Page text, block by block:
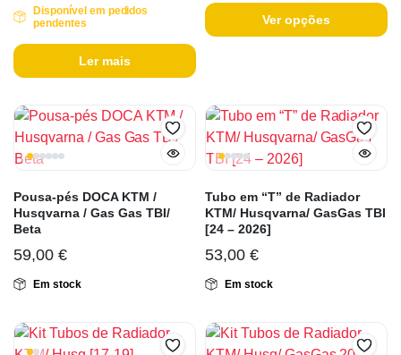
Disponível em pedidos
pendentes
Ler mais
Ver opções
Pousa-pés DOCA KTM /
Husqvarna / Gas Gas TBI/
Beta
59,00 €
Em stock
Tubo em “T” de Radiador
KTM/ Husqvarna/ GasGas TBI
[24 – 2026]
53,00 €
Em stock